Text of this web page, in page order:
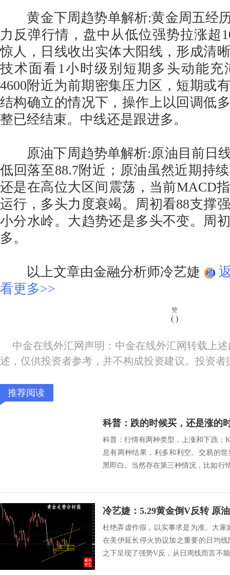
黄金下周趋势单解析:黄金周五经历
力反弹行情，盘中从低位强势拉涨超
惊人，日线收出实体大阳线，形成清
技术面看1小时级别短期多头动能充
4600附近为前期密集压力区，短期或
结构确立的情况下，操作上以回调低
整已经结束。中线还是跟进多。
原油下周趋势单解析:原油目前日
低回落至88.7附近；原油虽然近期持
还是在高位大区间震荡，当前MACD
运行，多头力度衰竭。周初看88支撑
小分水岭。大趋势还是多头不变。周
多。
以上文章由金融分析师冷艺婕
看更多>>
赞
( )
中金在线外汇网声明：中金在线外汇网转载上
述，仅供投资者参考，并不构成投资建议。投资
推荐阅读
科普：跌的时候买，还是涨的
科普：行情有两种类型，上涨和下跌；
息有两种结果，利多和利空。交易的
黑即白。当然存在第三种情况，比如行
冷艺婕：5.29黄金倒V反转 原
杜绝弄虚作假，以实事求是为准。大
在美伊延长停火协议加之重要的日均
之下呈现了强势V反，从日周线而言不